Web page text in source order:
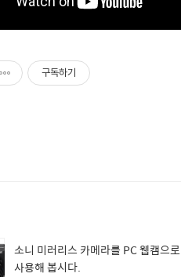
구독하기
소니 미러리스 카메라를 PC 웹캠으로
사용해 봅시다.